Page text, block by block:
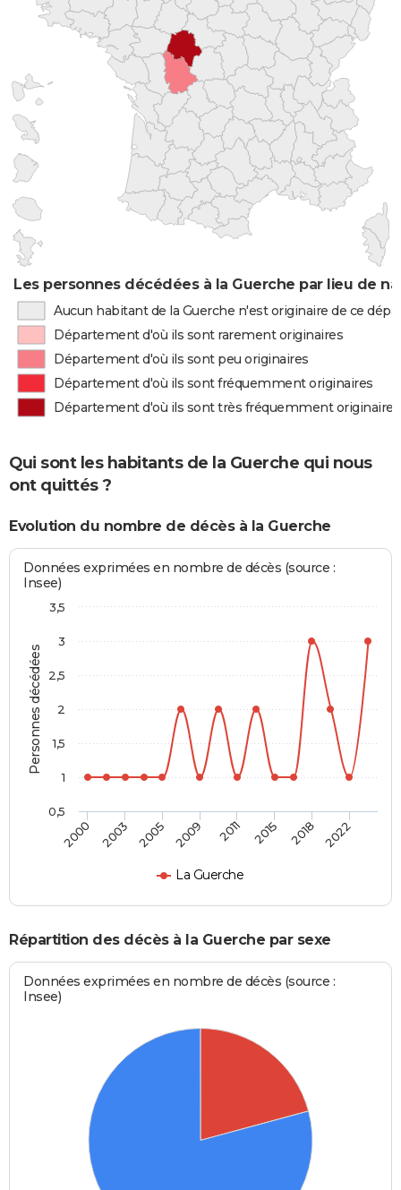
Les personnes décédées à la Guerche par lieu de
Aucun habitant de la Guerche n'est originaire de ce
Département d'où ils sont rarement originaires
Département d'où ils sont peu originaires
Département d'où ils sont fréquemment originaires
Département d'où ils sont très fréquemment originaires
Qui sont les habitants de la Guerche qui nous
ont quittés ?
Evolution du nombre de décès à la Guerche
Personnes décédées
Données exprimées en nombre de décès (source :
Insee)
La Guerche
2000 2003 2005 2009 2011 2015 2018 2022
0,5
1
1,5
2
2,5
3
3,5
Répartition des décès à la Guerche par sexe
Données exprimées en nombre de décès (source :
Insee)